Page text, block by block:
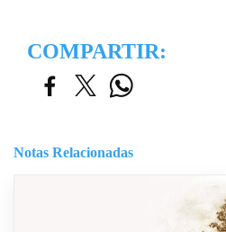
COMPARTIR:
Notas Relacionadas